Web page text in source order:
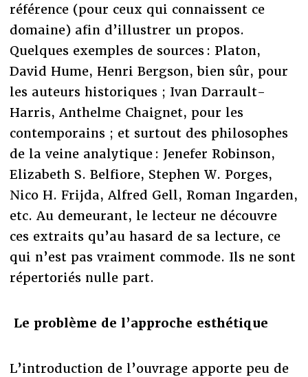
référence (pour ceux qui connaissent ce
domaine) afin d’illustrer un propos.
Quelques exemples de sources : Platon,
David Hume, Henri Bergson, bien sûr, pour
les auteurs historiques ; Ivan Darrault-
Harris, Anthelme Chaignet, pour les
contemporains ; et surtout des philosophes
de la veine analytique : Jenefer Robinson,
Elizabeth S. Belfiore, Stephen W. Porges,
Nico H. Frijda, Alfred Gell, Roman Ingarden,
etc. Au demeurant, le lecteur ne découvre
ces extraits qu’au hasard de sa lecture, ce
qui n’est pas vraiment commode. Ils ne sont
répertoriés nulle part.
Le problème de l’approche esthétique
L’introduction de l’ouvrage apporte peu de